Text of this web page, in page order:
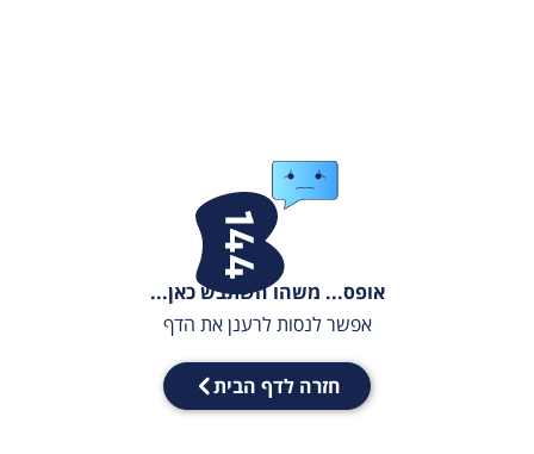
אופס... משהו השתבש כאן...
אפשר לנסות לרענן את הדף
חזרה לדף הבית